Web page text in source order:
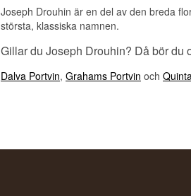
Joseph Drouhin är en del av den breda
största, klassiska namnen.
Gillar du Joseph Drouhin? Då bör du
Dalva Portvin, Grahams Portvin och